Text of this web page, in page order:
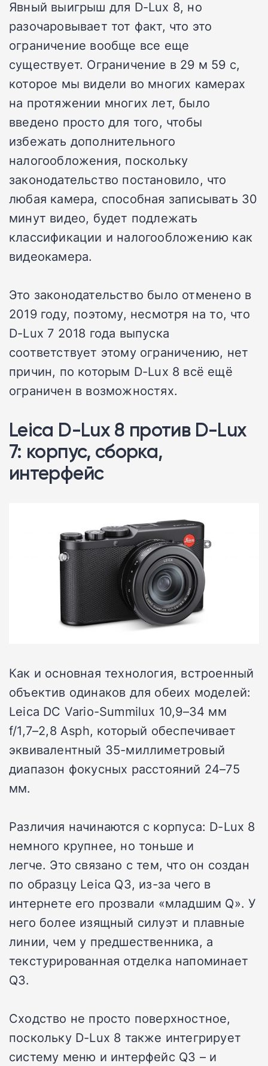
Явный выигрыш для D-Lux 8, но
разочаровывает тот факт, что это
ограничение вообще все еще
существует. Ограничение в 29 м 59 с,
которое мы видели во многих камерах
на протяжении многих лет, было
введено просто для того, чтобы
избежать дополнительного
налогообложения, поскольку
законодательство постановило, что
любая камера, способная записывать 30
минут видео, будет подлежать
классификации и налогообложению как
видеокамера.
Это законодательство было отменено в
2019 году, поэтому, несмотря на то, что
D-Lux 7 2018 года выпуска
соответствует этому ограничению, нет
причин, по которым D-Lux 8 всё ещё
ограничен в возможностях.
Leica D-Lux 8 против D-Lux
7: корпус, сборка,
интерфейс
Как и основная технология, встроенный
объектив одинаков для обеих моделей:
Leica DC Vario-Summilux 10,9–34 мм
f/1,7–2,8 Asph, который обеспечивает
эквивалентный 35-миллиметровый
диапазон фокусных расстояний 24–75
мм.
Различия начинаются с корпуса: D-Lux 8
немного крупнее, но тоньше и
легче. Это связано с тем, что он создан
по образцу Leica Q3, из-за чего в
интернете его прозвали «младшим Q». У
него более изящный силуэт и плавные
линии, чем у предшественника, а
текстурированная отделка напоминает
Q3.
Сходство не просто поверхностное,
поскольку D-Lux 8 также интегрирует
систему меню и интерфейс Q3 – и